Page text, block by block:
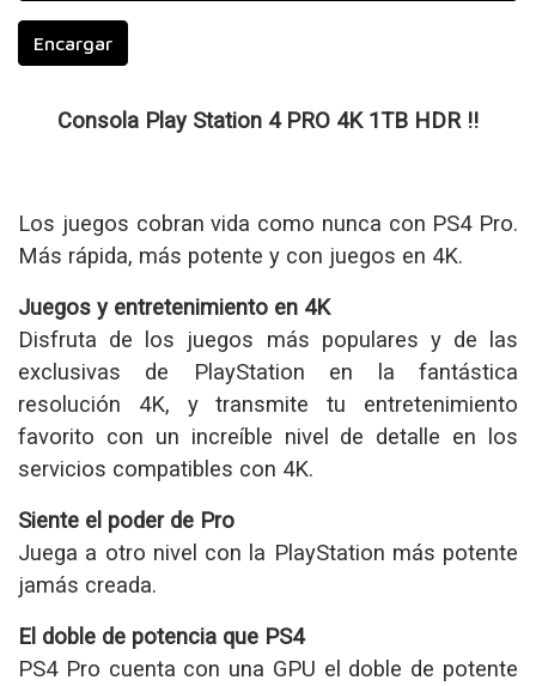
Encargar
Consola Play Station 4 PRO 4K 1TB HDR !!
Los juegos cobran vida como nunca con PS4 Pro.
Más rápida, más potente y con juegos en 4K.
Juegos y entretenimiento en 4K
Disfruta de los juegos más populares y de las
exclusivas de PlayStation en la fantástica
resolución 4K, y transmite tu entretenimiento
favorito con un increíble nivel de detalle en los
servicios compatibles con 4K.
Siente el poder de Pro
Juega a otro nivel con la PlayStation más potente
jamás creada.
El doble de potencia que PS4
PS4 Pro cuenta con una GPU el doble de potente